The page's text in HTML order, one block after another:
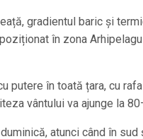
gradientul baric și
în zona
putere în toată țara, cu
vântului va ajunge la
atunci când în